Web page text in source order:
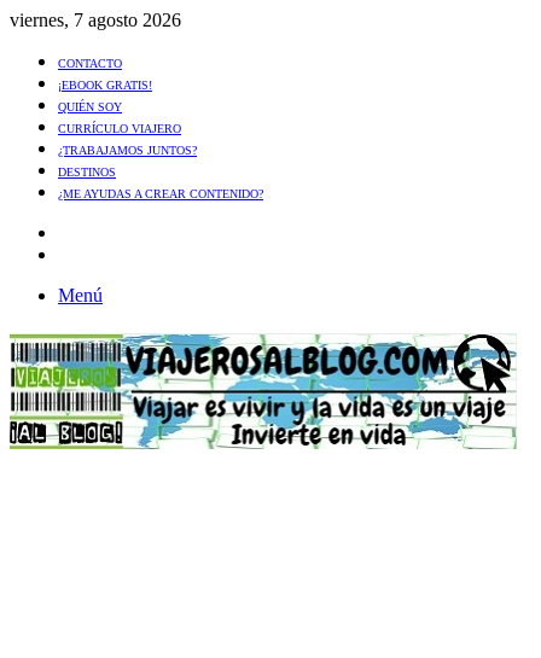
viernes, 7 agosto 2026
CONTACTO
¡EBOOK GRATIS!
QUIÉN SOY
CURRÍCULO VIAJERO
¿TRABAJAMOS JUNTOS?
DESTINOS
¿ME AYUDAS A CREAR CONTENIDO?
Menú